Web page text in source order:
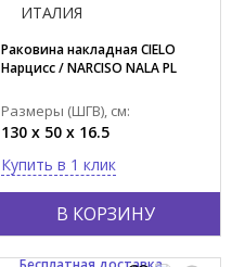
В КОРЗИНУ
ИТАЛИЯ
Раковина накладная CIELO
Нарцисс / NARCISO NALA PL
Размеры (ШГВ), см:
130 x 50 x 16.5
Купить в 1 клик